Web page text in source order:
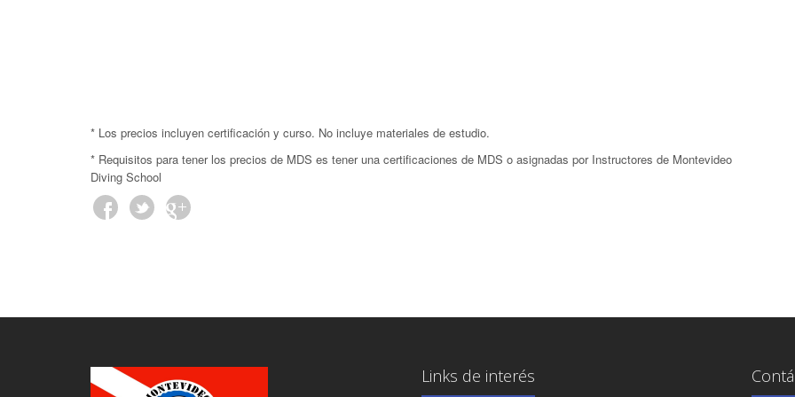
* Los precios incluyen certificación y curso. No incluye materiales de estudio.
* Requisitos para tener los precios de MDS es tener una certificaciones de MDS o asignadas por Instructores de Montevideo
Diving School
Links de interés